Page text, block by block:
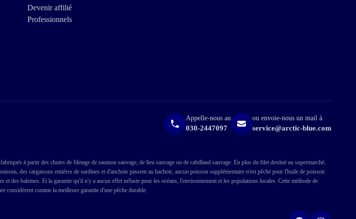
Devenir affilié
Professionnels
Appelle-nous au
030-2447097
ou envoie-nous un mail à
service@arctic-blue.com
à partir des chutes de filetage de saumon sauvage, de lieu sauvage ou de cabillaud sauvage. En plus du filet destiné au supermarché,
des cargaisons entières de sardines et d'anchois passent au hachoir, aucun poisson supplémentaire n'est pêché pour l'huile de poisson
des baleines. Et la garantie qu'il n'y a aucun effet néfaste pour les océans, l'environnement et les populations locales. Cette méthode de
considèrent comme la meilleure garantie d'une pêche durable.